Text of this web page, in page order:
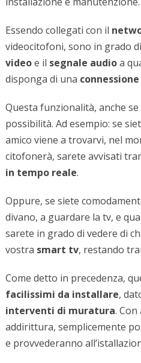
Essendo collegati con il
videocitofoni, sono in grado
videoe il segnale audioa
disponga di una
Questa funzionalità, anche
possibilità. Ad esempio: se
amico viene a trovarvi, nel
citofonerà, sarete avvisati
in tempo reale.
Oppure, se siete
divano, a guardare la tv, e
sarete in grado di vedere di
vostra smart tv, restando
Come detto in precedenza,
facilissimi da installare,
interventi di muratura.
addirittura, semplicemente
e provvederanno